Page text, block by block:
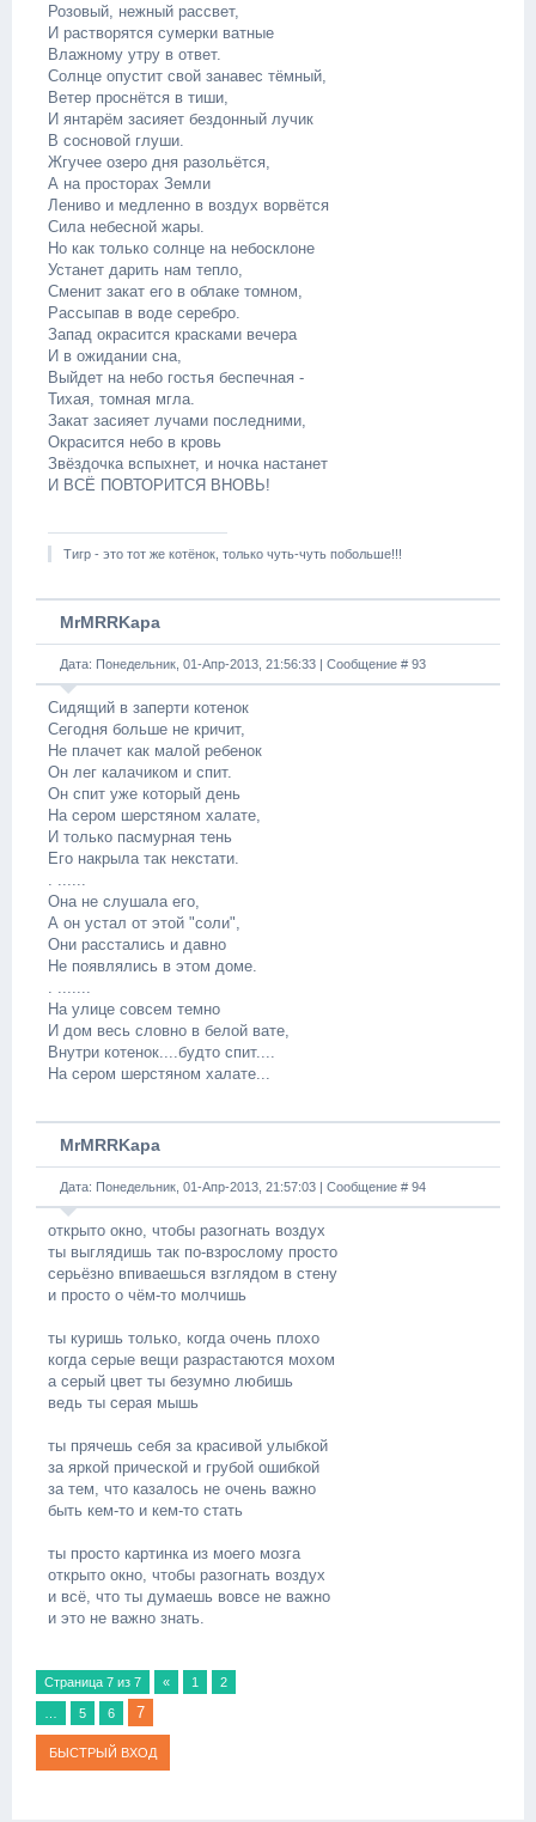
Розовый, нежный рассвет,
И растворятся сумерки ватные
Влажному утру в ответ.
Солнце опустит свой занавес тёмный,
Ветер проснётся в тиши,
И янтарём засияет бездонный лучик
В сосновой глуши.
Жгучее озеро дня разольётся,
А на просторах Земли
Лениво и медленно в воздух ворвётся
Сила небесной жары.
Но как только солнце на небосклоне
Устанет дарить нам тепло,
Сменит закат его в облаке томном,
Рассыпав в воде серебро.
Запад окрасится красками вечера
И в ожидании сна,
Выйдет на небо гостья беспечная -
Тихая, томная мгла.
Закат засияет лучами последними,
Окрасится небо в кровь
Звёздочка вспыхнет, и ночка настанет
И ВСЁ ПОВТОРИТСЯ ВНОВЬ!
Тигр - это тот же котёнок, только чуть-чуть побольше!!!
MrMRRKapa
Дата: Понедельник, 01-Апр-2013, 21:56:33 | Сообщение # 93
Сидящий в заперти котенок
Сегодня больше не кричит,
Не плачет как малой ребенок
Он лег калачиком и спит.
Он спит уже который день
На сером шерстяном халате,
И только пасмурная тень
Его накрыла так некстати.
. ......
Она не слушала его,
А он устал от этой "соли",
Они расстались и давно
Не появлялись в этом доме.
. .......
На улице совсем темно
И дом весь словно в белой вате,
Внутри котенок....будто спит....
На сером шерстяном халате...
MrMRRKapa
Дата: Понедельник, 01-Апр-2013, 21:57:03 | Сообщение # 94
открыто окно, чтобы разогнать воздух
ты выглядишь так по-взрослому просто
серьёзно впиваешься взглядом в стену
и просто о чём-то молчишь
ты куришь только, когда очень плохо
когда серые вещи разрастаются мохом
а серый цвет ты безумно любишь
ведь ты серая мышь
ты прячешь себя за красивой улыбкой
за яркой прической и грубой ошибкой
за тем, что казалось не очень важно
быть кем-то и кем-то стать
ты просто картинка из моего мозга
открыто окно, чтобы разогнать воздух
и всё, что ты думаешь вовсе не важно
и это не важно знать.
Страница 7 из 7 « 1 2
5 6 7